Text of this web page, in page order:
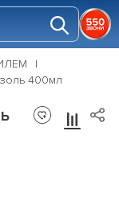
400мл